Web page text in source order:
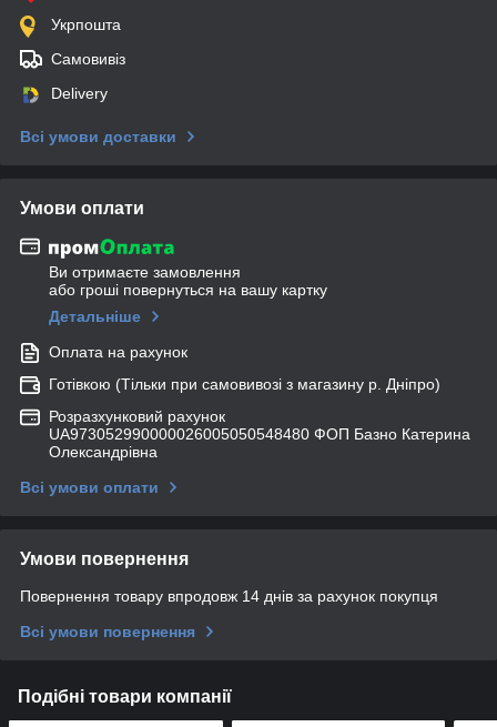
Укрпошта
Самовивіз
Delivery
Всі умови доставки
Умови оплати
Ви отримаєте замовлення
або гроші повернуться на вашу картку
Детальніше
Оплата на рахунок
Готівкою (Тільки при самовивозі з магазину р. Дніпро)
Розразхунковий рахунок
UA973052990000026005050548480 ФОП Базно Катерина
Олександрівна
Всі умови оплати
Умови повернення
Повернення товару впродовж 14 днів за рахунок покупця
Всі умови повернення
Подібні товари компанії